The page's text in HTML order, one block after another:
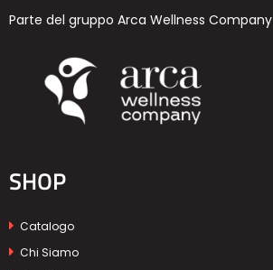
Parte del gruppo Arca Wellness Company
SHOP
Catalogo
Chi Siamo